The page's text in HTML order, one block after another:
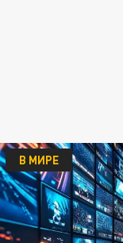
В МИРЕ